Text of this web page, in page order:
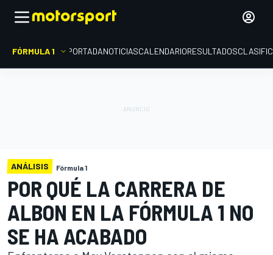
FÓRMULA 1 PORTADANOTICIASCALENDARIORESULTADOS
ANÁLISIS Fórmula 1
POR QUÉ LA CARRERA DE
ALBON EN LA FÓRMULA 1 NO
SE HA ACABADO